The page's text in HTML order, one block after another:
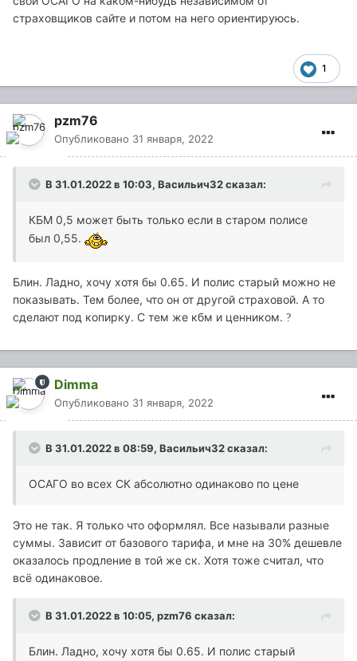
страховщиков сайте и потом на него ориентируюсь.
1
pzm76
Опубликовано 31 января, 2022
В 31.01.2022 в 10:03, Васильич32сказал:
КБМ 0,5 может быть только если в старом полисе
был 0,55.
Блин. Ладно, хочу хотя бы 0.65. И полис старый можно не
показывать. Тем более, что он от другой страховой. А то
сделают под копирку. С тем же кбм и ценником. ?
Dimma
Опубликовано 31 января, 2022
В 31.01.2022 в 08:59, Васильич32сказал:
ОСАГО во всех СК абсолютно одинаково по цене
Это не так. Я только что оформлял. Все называли разные
суммы. Зависит от базового тарифа, и мне на 30% дешевле
оказалось продление в той же ск. Хотя тоже считал, что
всё одинаковое.
В 31.01.2022 в 10:05, pzm76 сказал:
Блин. Ладно, хочу хотя бы 0.65. И полис старый